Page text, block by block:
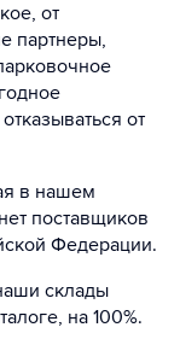
от
партнеры,
от
в нашем
поставщиков
Федерации.
склады
на 100%.